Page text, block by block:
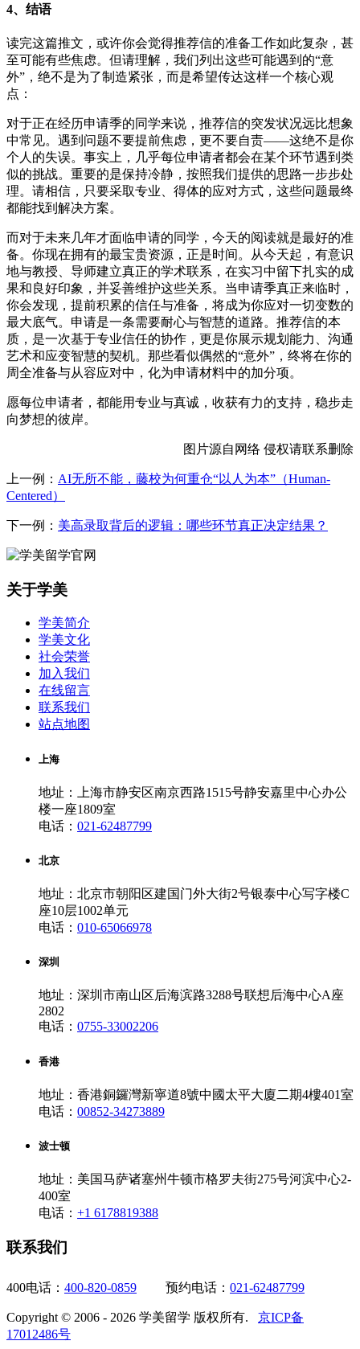
4、结语
读完这篇推文，或许你会觉得推荐信的准备工作如此复杂，甚
至可能有些焦虑。但请理解，我们列出这些可能遇到的“意
外”，绝不是为了制造紧张，而是希望传达这样一个核心观
点：
对于正在经历申请季的同学来说，推荐信的突发状况远比想象
中常见。遇到问题不要提前焦虑，更不要自责——这绝不是你
个人的失误。事实上，几乎每位申请者都会在某个环节遇到类
似的挑战。重要的是保持冷静，按照我们提供的思路一步步处
理。请相信，只要采取专业、得体的应对方式，这些问题最终
都能找到解决方案。
而对于未来几年才面临申请的同学，今天的阅读就是最好的准
备。你现在拥有的最宝贵资源，正是时间。从今天起，有意识
地与教授、导师建立真正的学术联系，在实习中留下扎实的成
果和良好印象，并妥善维护这些关系。当申请季真正来临时，
你会发现，提前积累的信任与准备，将成为你应对一切变数的
最大底气。申请是一条需要耐心与智慧的道路。推荐信的本
质，是一次基于专业信任的协作，更是你展示规划能力、沟通
艺术和应变智慧的契机。那些看似偶然的“意外”，终将在你的
周全准备与从容应对中，化为申请材料中的加分项。
愿每位申请者，都能用专业与真诚，收获有力的支持，稳步走
向梦想的彼岸。
图片源自网络 侵权请联系删除
上一例： AI无所不能，藤校为何重仓“以人为本”（Human-
Centered）
下一例： 美高录取背后的逻辑：哪些环节真正决定结果？
关于学美
学美简介
学美文化
社会荣誉
加入我们
在线留言
联系我们
站点地图
上海
地址：上海市静安区南京西路1515号静安嘉里中心办公
楼一座1809室
电话： 021-62487799
北京
地址：北京市朝阳区建国门外大街2号银泰中心写字楼C
座10层1002单元
电话： 010-65066978
深圳
地址：深圳市南山区后海滨路3288号联想后海中心A座
2802
电话： 0755-33002206
香港
地址：香港銅鑼灣新寧道8號中國太平大廈二期4樓401室
电话： 00852-34273889
波士顿
地址：美国马萨诸塞州牛顿市格罗夫街275号河滨中心2-
400室
电话： +1 6178819388
联系我们
400电话： 400-820-0859 预约电话： 021-62487799
Copyright © 2006 - 2026 学美留学 版权所有. 京ICP备
17012486号